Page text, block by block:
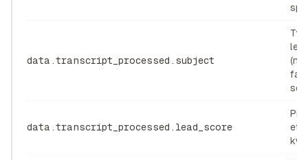
data.transcript_processed.subject
data.transcript_processed.lead_score